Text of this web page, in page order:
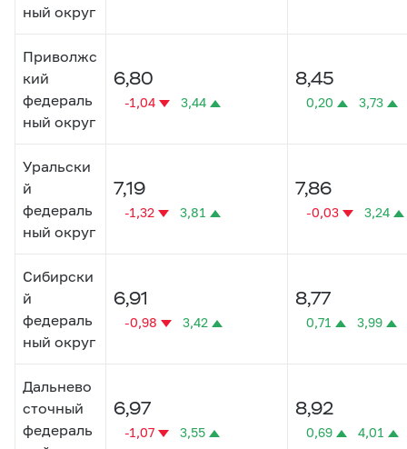
ный округ
Приволжс
кий
федераль
ный округ
6,80
-1,04 3,44
8,45
0,20 3,73
Уральски
й
федераль
ный округ
7,19
-1,32 3,81
7,86
-0,03 3,24
Сибирски
й
федераль
ный округ
6,91
-0,98 3,42
8,77
0,71 3,99
Дальнево
сточный
федераль
6,97
-1,07 3,55
8,92
0,69 4,01